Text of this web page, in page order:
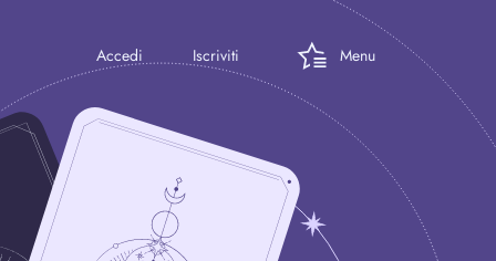
Accedi Iscriviti Menu